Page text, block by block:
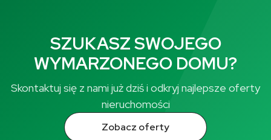
SZUKASZ SWOJEGO
WYMARZONEGO DOMU?
Skontaktuj się z nami już dziś i odkryj najlepsze oferty
nieruchomości
Zobacz oferty